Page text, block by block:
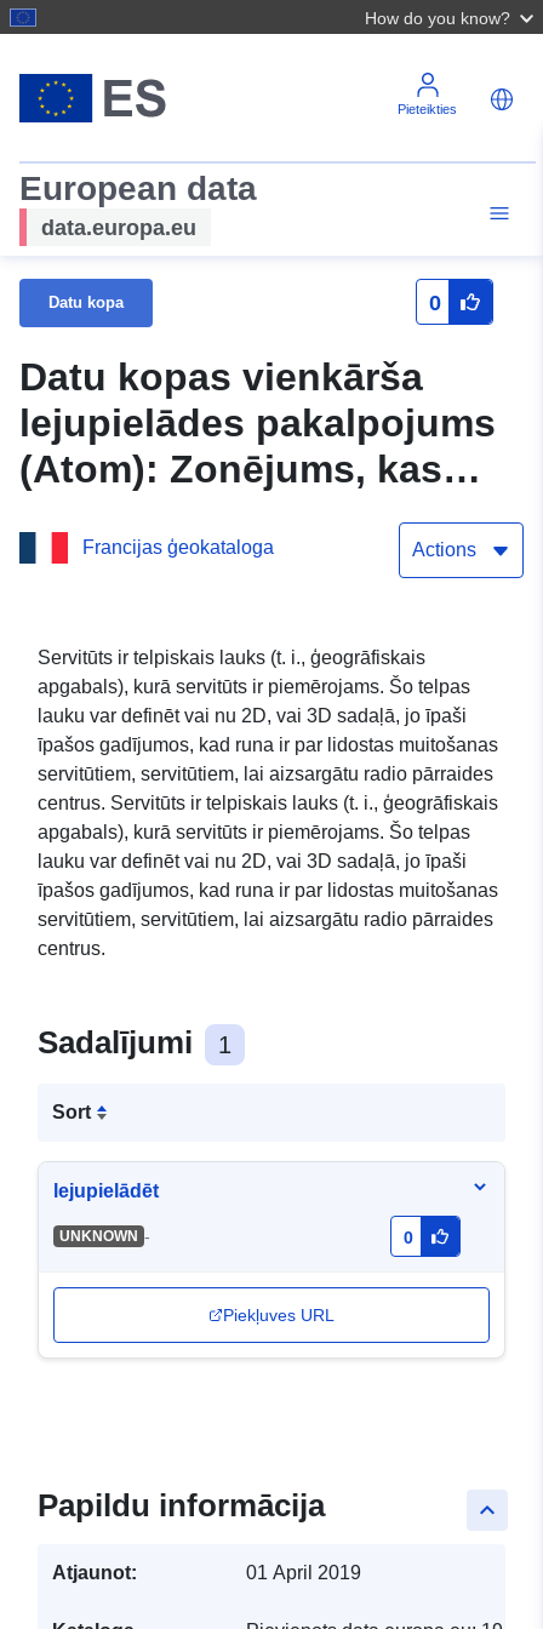
How do you know?
Pieteikties
European data
data.europa.eu
Datu kopa 0
Datu kopas vienkārša
lejupielādes pakalpojums
(Atom): Zonējums, kas
saistīts ar PM3 kategorijas
servitūtiem (Tehnoloģiskā
Datu kopas vienkārša
lejupielādes pakalpojums
(Atom): Zonējums, kas
saistīts ar PM3 kategorijas
servitūtiem (Tehnoloģiskā
riska novēršanas plāns)
Francijas ģeokataloga Actions
Servitūts ir telpiskais lauks (t. i., ģeogrāfiskais
apgabals), kurā servitūts ir piemērojams. Šo telpas
lauku var definēt vai nu 2D, vai 3D sadaļā, jo īpaši
īpašos gadījumos, kad runa ir par lidostas muitošanas
servitūtiem, servitūtiem, lai aizsargātu radio pārraides
centrus. Servitūts ir telpiskais lauks (t. i., ģeogrāfiskais
apgabals), kurā servitūts ir piemērojams. Šo telpas
lauku var definēt vai nu 2D, vai 3D sadaļā, jo īpaši
īpašos gadījumos, kad runa ir par lidostas muitošanas
servitūtiem, servitūtiem, lai aizsargātu radio pārraides
centrus.
Sadalījumi 1
Sort
lejupielādēt
UNKNOWN - 0
Piekļuves URL
keyboard_arrow_up
Papildu informācija
Atjaunot: 01 April 2019